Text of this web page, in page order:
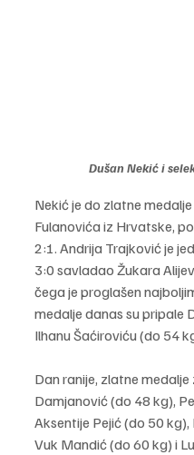
Dušan Nekić i
Nekić je do zlatne
Fulanovića iz Hrvatske,
2:1. Andrija Trajković je
3:0 savladao Žukara
čega je proglašen
medalje danas su pripale
Ilhanu Šaćiroviću (do 54
Dan ranije, zlatne medalje
Damjanović (do 48 kg),
Aksentije Pejić (do 50
Vuk Mandić (do 60 kg) i